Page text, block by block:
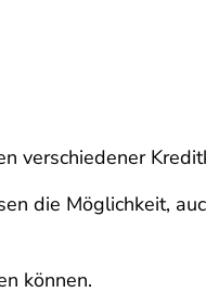
verschiedener
die Möglichkeit,
können.